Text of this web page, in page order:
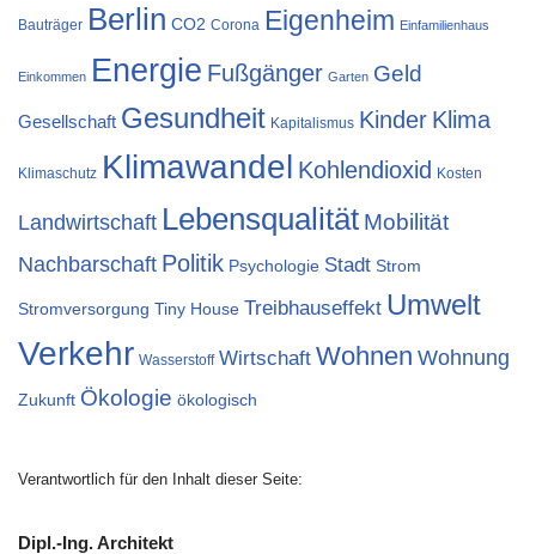
Bauträger Berlin CO2 Corona Eigenheim Einfamilienhaus
Einkommen Energie Fußgänger Garten Geld
Gesellschaft Gesundheit Kapitalismus Kinder Klima
Klimaschutz Klimawandel Kohlendioxid Kosten
Landwirtschaft Lebensqualität Mobilität
Nachbarschaft Politik Psychologie Stadt Strom
Stromversorgung Tiny House Treibhauseffekt Umwelt
Verkehr Wasserstoff Wirtschaft Wohnen Wohnung
Zukunft Ökologie ökologisch
Verantwortlich für den Inhalt dieser Seite:
Dipl.-Ing. Architekt